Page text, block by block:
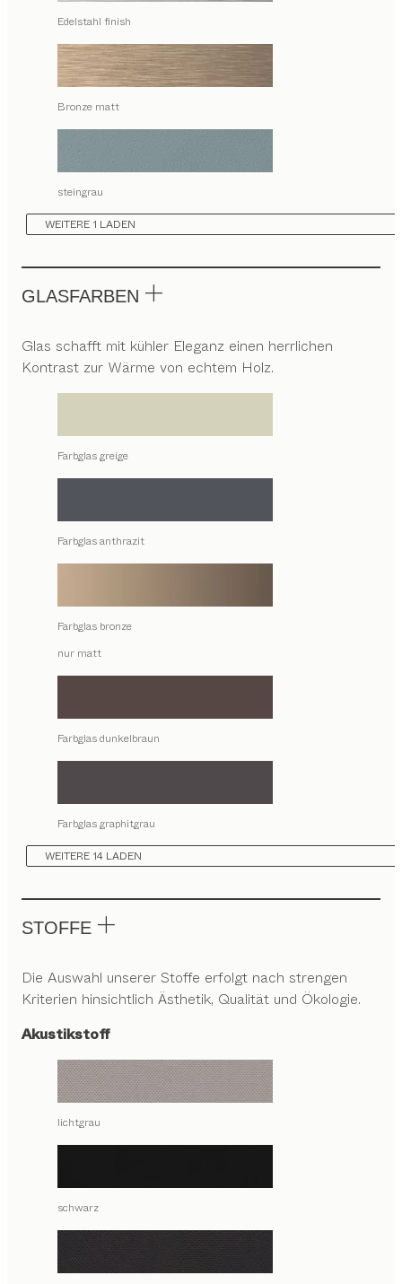
Edelstahl finish
Bronze matt
steingrau
WEITERE 1 LADEN
GLASFARBEN
Glas schafft mit kühler Eleganz einen herrlichen
Kontrast zur Wärme von echtem Holz.
Farbglas greige
Farbglas anthrazit
Farbglas bronze
nur matt
Farbglas dunkelbraun
Farbglas graphitgrau
WEITERE 14 LADEN
STOFFE
Die Auswahl unserer Stoffe erfolgt nach strengen
Kriterien hinsichtlich Ästhetik, Qualität und Ökologie.
Akustikstoff
lichtgrau
schwarz